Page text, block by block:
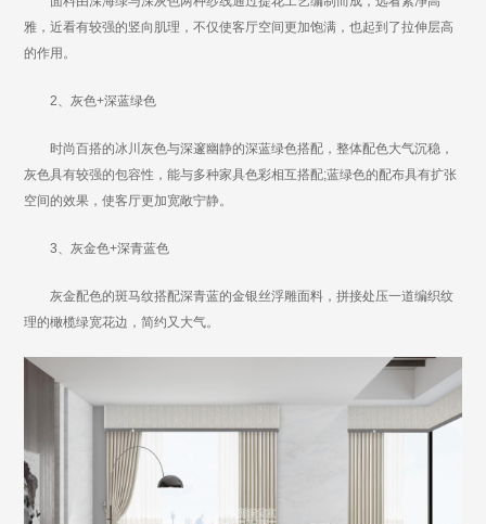
雅，近看有较强的竖向肌理，不仅使客厅空间更加饱满，也起到了拉伸层高
的作用。
2、灰色+深蓝绿色
时尚百搭的冰川灰色与深邃幽静的深蓝绿色搭配，整体配色大气沉稳，
灰色具有较强的包容性，能与多种家具色彩相互搭配;蓝绿色的配布具有扩张
空间的效果，使客厅更加宽敞宁静。
3、灰金色+深青蓝色
灰金配色的斑马纹搭配深青蓝的金银丝浮雕面料，拼接处压一道编织纹
理的橄榄绿宽花边，简约又大气。